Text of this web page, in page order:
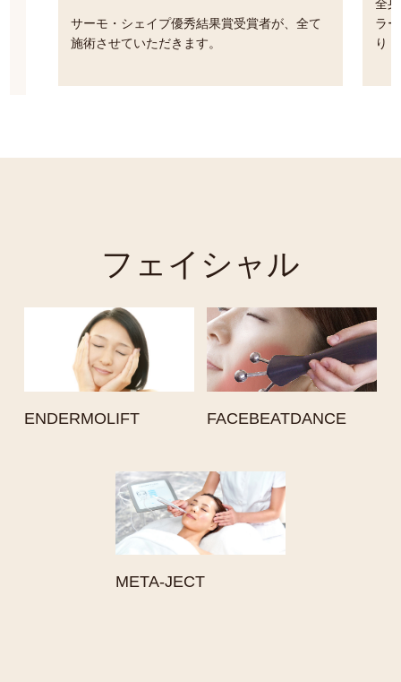
ラーゲンマシンならたった３０分で全身若返
り！
フェイシャル
ENDERMOLIFT FACEBEATDANCE
META-JECT